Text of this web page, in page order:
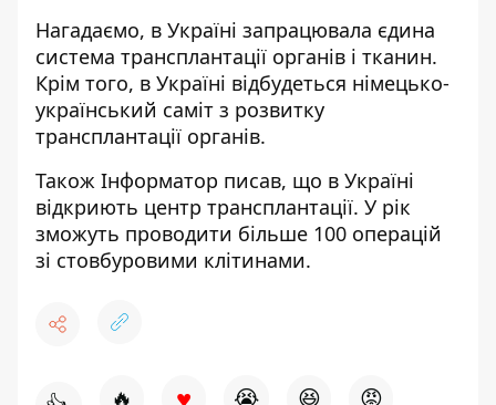
Нагадаємо, в Україні запрацювала єдина
система трансплантації органів і тканин.
Крім того, в Україні відбудеться німецько-
український саміт з розвитку
трансплантації органів.
Також Інформатор писав, що в Україні
відкриють центр трансплантації. У рік
зможуть проводити більше 100 операцій
зі стовбуровими клітинами.
🔥 😭 😆 😡